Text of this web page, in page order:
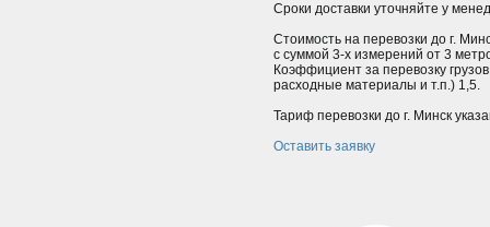
Сроки доставки уточняйте у
Стоимость на перевозки до г.
с суммой 3-х измерений от 3
Коэффициент за перевозку
расходные материалы и т.п.) 1,5.
Тариф перевозки до г. Минск
Оставить заявку